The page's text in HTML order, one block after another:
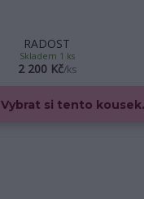
RADOST
2 200 Kč/ks
Skladem 1 ks
Vybrat si tento kousek.